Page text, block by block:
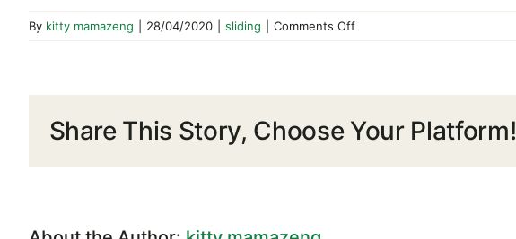
By kitty mamazeng 28/04/2020 sliding Comments Offon
.
Share This Story, Choose Your Platform!